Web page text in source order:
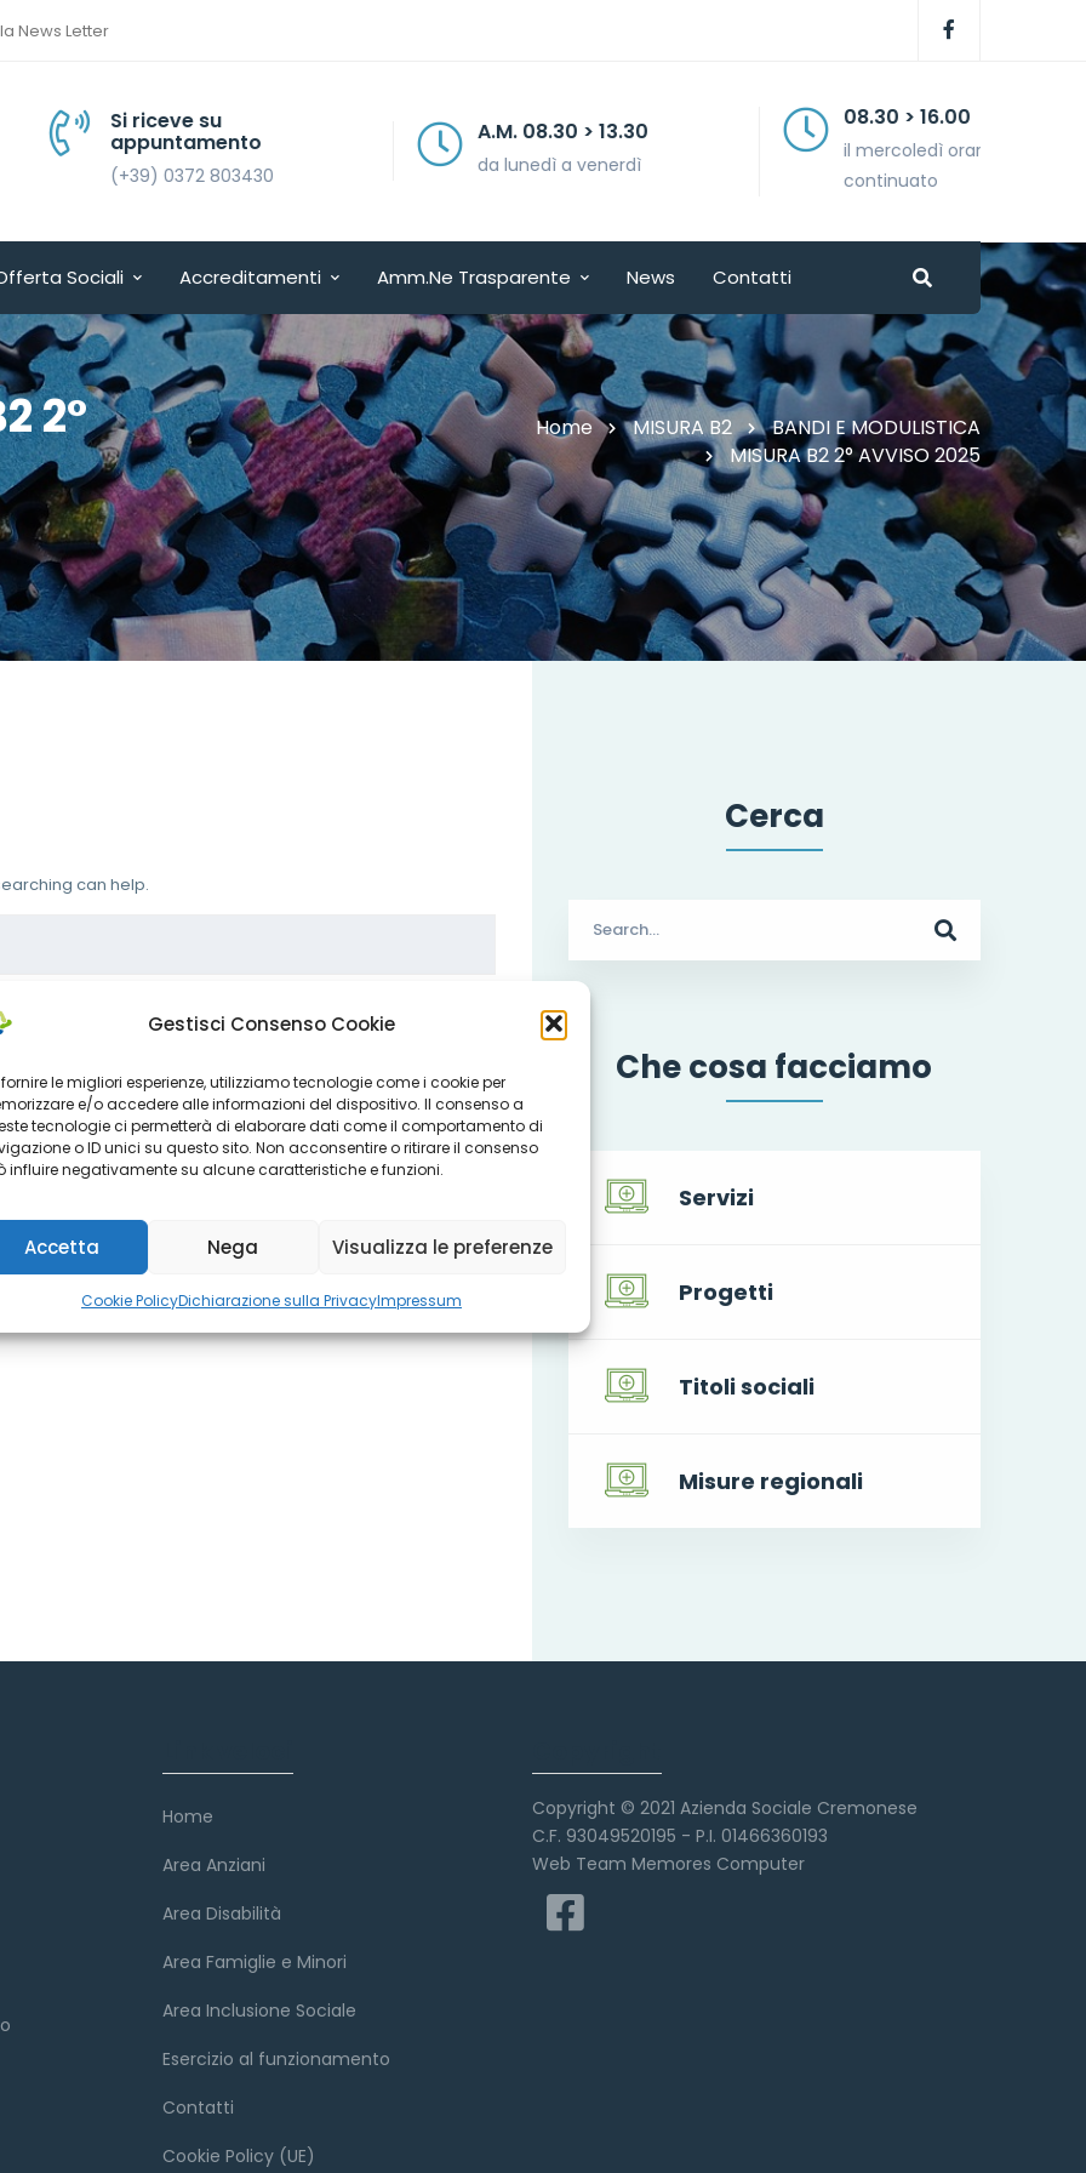
Gestisci Consenso Cookie
fornire le migliori esperienze, utilizziamo tecnologie come i cookie per
e/o accedere alle informazioni del dispositivo. Il consenso a
tecnologie ci permetterà di elaborare dati come il comportamento di
o ID unici su questo sito. Non acconsentire o ritirare il consenso
influire negativamente su alcune caratteristiche e funzioni.
Accetta Nega Visualizza le preferenze
Cookie PolicyDichiarazione sulla PrivacyImpressum
News Letter
Si riceve su
appuntamento
(+39) 0372 803430
A.M. 08.30 > 13.30
da lunedì a venerdì
08.30 > 16.00
il mercoledì orario
Sociali Accreditamenti Amm.ne Trasparente News Contatti
2°
Home MISURA B2
BANDI E MODULISTICA
MISURA B2 2° AVVISO 2025
can help.
Cerca
for:
Che cosa facciamo
Servizi
Progetti
Titoli sociali
Misure regionali
Home
Area Anziani
Area Disabilità
Area Famiglie e Minori
Area Inclusione Sociale
Esercizio al funzionamento
Contatti
Cookie Policy (UE)
Copyright © 2021 Azienda Sociale Cremonese
C.F. 93049520195 - P.I. 01466360193
Web Team Memores Computer